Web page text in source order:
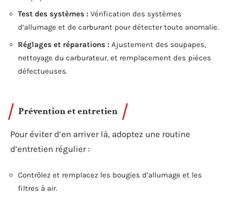
Test des systèmes : Vérification des systèmes
d’allumage et de carburant pour détecter toute anomalie.
Réglages et réparations : Ajustement des soupapes,
nettoyage du carburateur, et remplacement des pièces
défectueuses.
Prévention et entretien
Pour éviter d’en arriver là, adoptez une routine
d’entretien régulier :
Contrôlez et remplacez les bougies d’allumage et les
filtres à air.